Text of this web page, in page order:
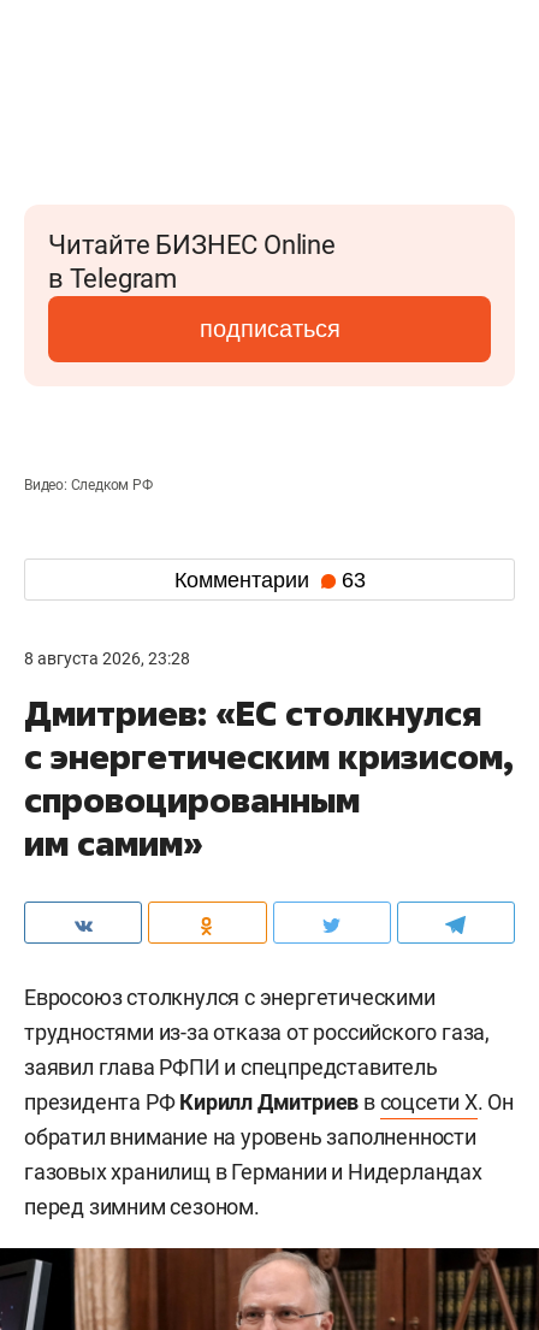
Читайте БИЗНЕС Online
в Telegram
подписаться
Видео: Следком РФ
Комментарии 63
8 августа 2026, 23:28
Дмитриев: «ЕС столкнулся
с энергетическим кризисом,
спровоцированным
им самим»
Евросоюз столкнулся с энергетическими
трудностями из-за отказа от российского газа,
заявил глава РФПИ и спецпредставитель
президента РФКирилл Дмитриев всоцсети X. Он
обратил внимание на уровень заполненности
газовых хранилищ в Германии и Нидерландах
перед зимним сезоном.